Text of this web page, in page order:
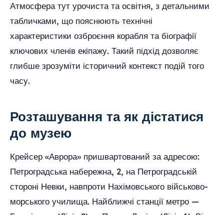
Атмосфера тут урочиста та освітня, з детальними
табличками, що пояснюють технічні
характеристики озброєння корабля та біографії
ключових членів екіпажу. Такий підхід дозволяє
глибше зрозуміти історичний контекст подій того
часу.
Розташування та як дістатися
до музею
Крейсер «Аврора» пришвартований за адресою:
Петроградська набережна, 2, на Петроградській
стороні Невки, навпроти Нахімовського військово-
морського училища. Найближчі станції метро —